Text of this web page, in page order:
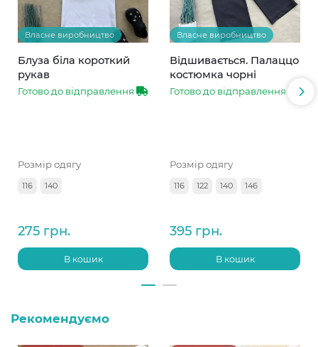
Власне виробництво
Блуза біла короткий
рукав
Готово до відправлення
Розмір одягу
116 140
275 грн.
В кошик
Власне виробництво
Відшивається. Палаццо
костюмка чорні
Готово до відправлення
Розмір одягу
116 122 140 146
395 грн.
В кошик
Рекомендуємо